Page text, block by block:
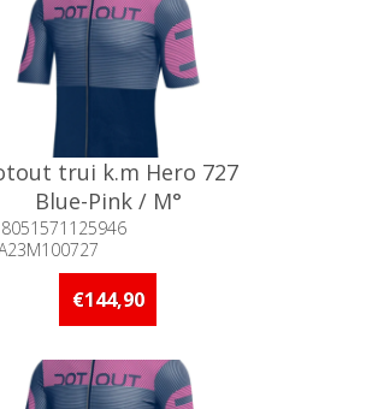
trui k.m Hero 727
Blue-Pink / M°
8051571125946
Minder dan 5
op voorraad
€144,90